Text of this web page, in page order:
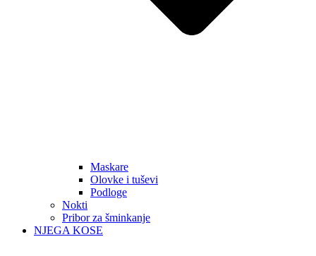
Maskare
Olovke i tuševi
Podloge
Nokti
Pribor za šminkanje
NJEGA KOSE